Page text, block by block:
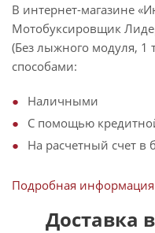
В интернет-магазине
Мотобуксировщик
(Без лыжного модуля, 1
способами:
Наличными
С помощью
На расчетный счет в
Подробная информация
Доставка